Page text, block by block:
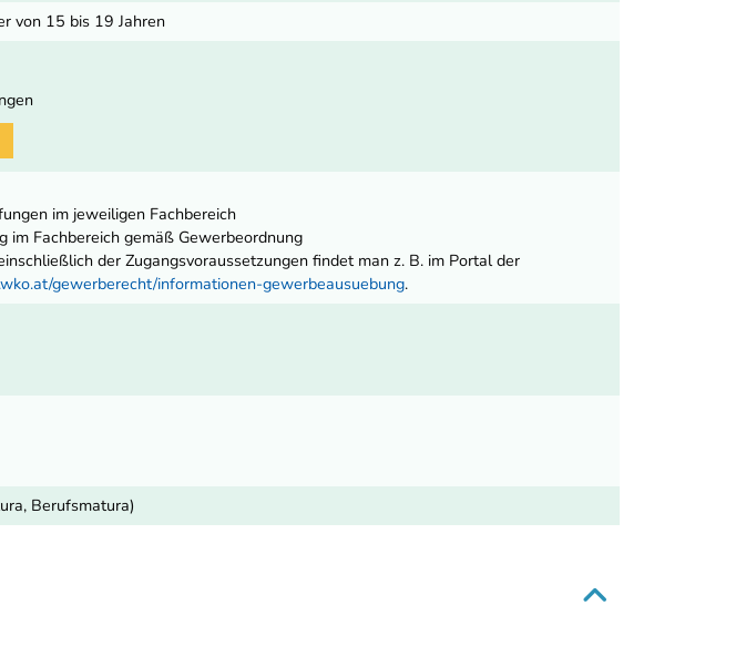
von 15 bis 19 Jahren
im jeweiligen Fachbereich
im Fachbereich gemäß Gewerbeordnung
der Zugangsvoraussetzungen findet man z. B. im Portal der
gewerberecht/informationen-gewerbeausuebung.
Berufsmatura)